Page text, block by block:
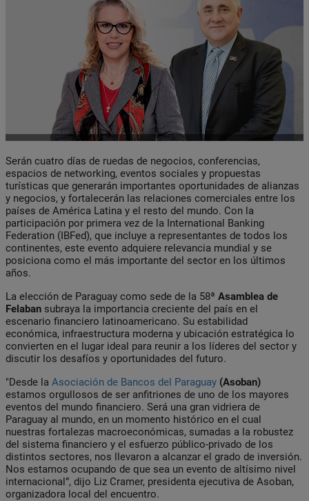
Serán cuatro días de ruedas de negocios, conferencias,
espacios de networking, eventos sociales y propuestas
turísticas que generarán importantes oportunidades de alianzas
y negocios, y fortalecerán las relaciones comerciales entre los
países de América Latina y el resto del mundo. Con la
participación por primera vez de la International Banking
Federation (IBFed), que incluye a representantes de todos los
continentes, este evento adquiere relevancia mundial y se
posiciona como el más importante del sector en los últimos
años.
La elección de Paraguay como sede de la 58ª Asamblea de
Felaban subraya la importancia creciente del país en el
escenario financiero latinoamericano. Su estabilidad
económica, infraestructura moderna y ubicación estratégica lo
convierten en el lugar ideal para reunir a los líderes del sector y
discutir los desafíos y oportunidades del futuro.
"Desde la Asociación de Bancos del Paraguay (Asoban)
estamos orgullosos de ser anfitriones de uno de los mayores
eventos del mundo financiero. Será una gran vidriera de
Paraguay al mundo, en un momento histórico en el cual
nuestras fortalezas macroeconómicas, sumadas a la robustez
del sistema financiero y el esfuerzo público-privado de los
distintos sectores, nos llevaron a alcanzar el grado de inversión.
Nos estamos ocupando de que sea un evento de altísimo nivel
internacional”, dijo Liz Cramer, presidenta ejecutiva de Asoban,
organizadora local del encuentro.